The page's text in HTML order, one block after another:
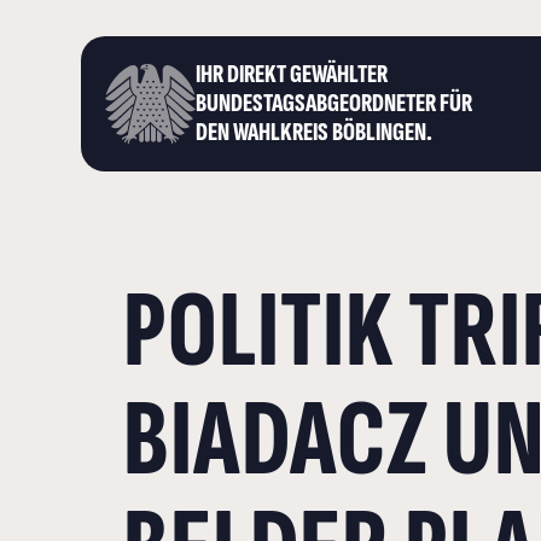
IHR DIREKT GEWÄHLTER
BUNDESTAGS­ABGEORDNETER FÜR
DEN WAHLKREIS BÖBLINGEN.
POLITIK
BIADACZ